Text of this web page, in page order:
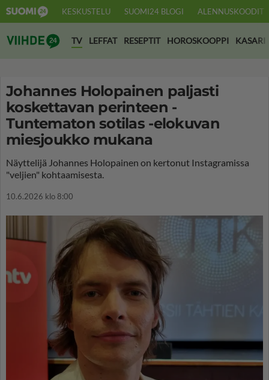
KESKUSTELU SUOMI24 BLOGI ALENNUSKOODIT
Suomi24 Viihde
TV LEFFAT RESEPTIT HOROSKOOPPI KASARI
Johannes Holopainen paljasti
koskettavan perinteen -
Tuntematon sotilas -elokuvan
miesjoukko mukana
Näyttelijä Johannes Holopainen on kertonut Instagramissa
"veljien" kohtaamisesta.
10.6.2026 klo 8:00